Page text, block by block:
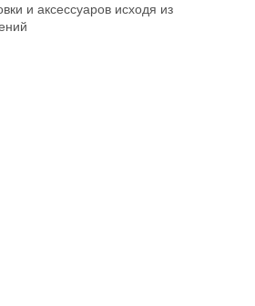
и аксессуаров исходя из